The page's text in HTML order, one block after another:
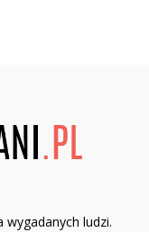
ludzi.